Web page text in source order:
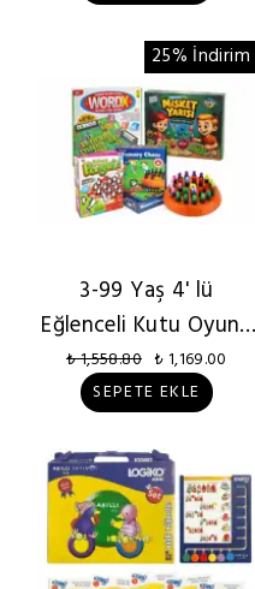
25% İndirim
3-99 Yaş 4' lü
Eğlenceli Kutu Oyunu
Seti
₺ 1,558.80 ₺ 1,169.00
SEPETE EKLE